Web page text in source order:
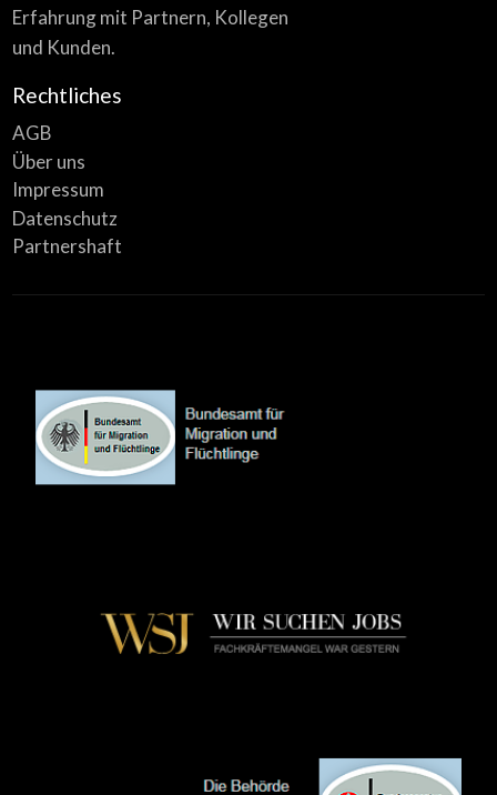
Erfahrung mit Partnern, Kollegen
und Kunden.
Rechtliches
AGB
Über uns
Impressum
Datenschutz
Partnershaft